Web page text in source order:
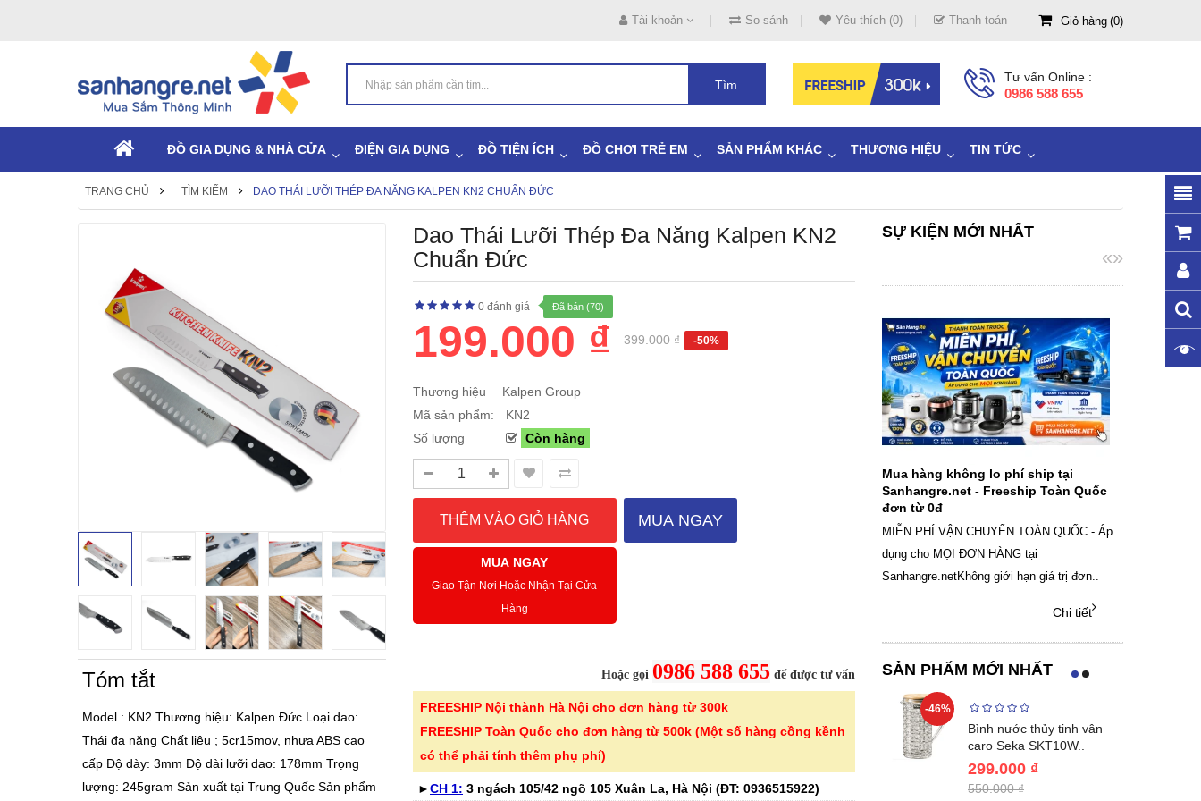
Tài khoản So sánh Yêu thích (0) Thanh toán Giỏ hàng 0
Tìm
Tư vấn Online :
0986 588 655
ĐỒ GIA DỤNG & NHÀ CỬA ĐIỆN GIA DỤNG ĐỒ TIỆN ÍCH ĐỒ CHƠI TRẺ EM SẢN PHẨM KHÁC THƯƠNG HIỆU TIN TỨC
TRANG CHỦ TÌM KIẾM DAO THÁI LƯỠI THÉP ĐA NĂNG KALPEN KN2 CHUẨN ĐỨC
Tóm tắt
Model : KN2 Thương hiệu: Kalpen Đức Loại dao:
Thái đa năng Chất liệu ; 5cr15mov, nhựa ABS cao
cấp Độ dày: 3mm Độ dài lưỡi dao: 178mm Trọng
lượng: 245gram Sản xuất tại Trung Quốc Sản phẩm
Dao Thái Lưỡi Thép Đa Năng Kalpen KN2
Chuẩn Đức
0 đánh giá Đã bán (70)
199.000 ₫ 399.000 ₫ -50%
Thương hiệu
Kalpen Group
Mã sản phẩm:
KN2
Số lượng
Còn hàng
MUA NGAY
MUA NGAY
Giao Tận Nơi Hoặc Nhận Tại Cửa
Hàng
Hoặc gọi 0986 588 655 để được tư vấn
FREESHIP Nội thành Hà Nội cho đơn hàng từ 300k
FREESHIP Toàn Quốc cho đơn hàng từ 500k (Một số hàng cồng kềnh
có thể phải tính thêm phụ phí)
►CH 1: 3 ngách 105/42 ngõ 105 Xuân La, Hà Nội (ĐT: 0936515922)
SỰ KIỆN MỚI NHẤT
«»
Sale Mừng Đại Lễ 30/4-01/5: CHÀO HÈ
2026 Siêu giảm tới 40% tại Sanhangre
SANHANGRECăn cứ vào tình hình thời tiết
Mua hàng không lo phí ship tại
Sanhangre.net - Freeship Toàn Quốc
đơn từ 0đ
MIỄN PHÍ VẬN CHUYỂN TOÀN QUỐC - Áp
dụng cho MỌI ĐƠN HÀNG tại
Sanhangre.netKhông giới hạn giá trị đơn..
Chi tiết
SẢN PHẨM MỚI NHẤT
-46%
Bình nước thủy tinh vân
299.000 ₫
550.000 ₫
-40%
Bếp từ đơn Lumias LK24-
689.000 ₫
1.150.000 ₫
-46%
Bình nước thủy tinh vân
caro Seka SKT10W..
299.000 ₫
550.000 ₫